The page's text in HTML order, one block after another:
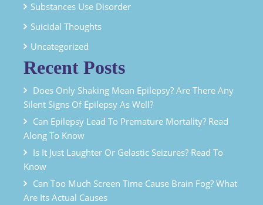
Substances Use Disorder
Suicidal Thoughts
Uncategorized
Recent Posts
Does Only Shaking Mean Epilepsy? Are There Any
Silent Signs Of Epilepsy As Well?
Can Epilepsy Lead To Premature Mortality? Read
Along To Know
Is It Just Laughter Or Gelastic Seizures? Read To
Know
Can Too Much Screen Time Cause Brain Fog? What
Are Its Actual Causes